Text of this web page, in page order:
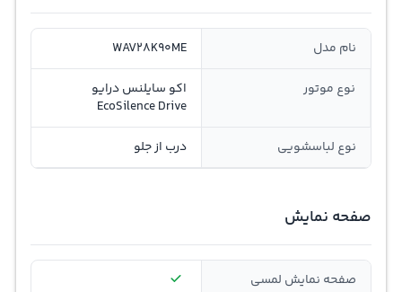
نام مدل WAV28K90ME
نوع موتور
اکو سایلنس درایو
EcoSilence Drive
نوع لباسشویی درب از جلو
صفحه نمایش
صفحه نمایش لمسی